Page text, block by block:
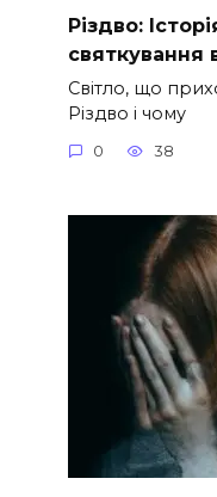
Різдво:
святкування
Світло, що
Різдво і чому
0 38